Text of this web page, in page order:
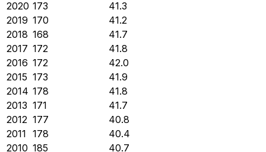
2020 173
41.3
2019 170
41.2
2018 168
41.7
2017 172
41.8
2016 172
42.0
2015 173
41.9
2014 178
41.8
2013 171
41.7
2012 177
40.8
2011 178
40.4
2010 185 40.7